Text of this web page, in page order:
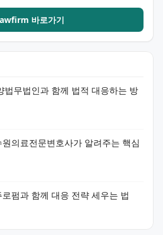
바로가기
법무법인과 함께 법적 대응하는 방
의료전문변호사가 알려주는 핵심
펌과 함께 대응 전략 세우는 법